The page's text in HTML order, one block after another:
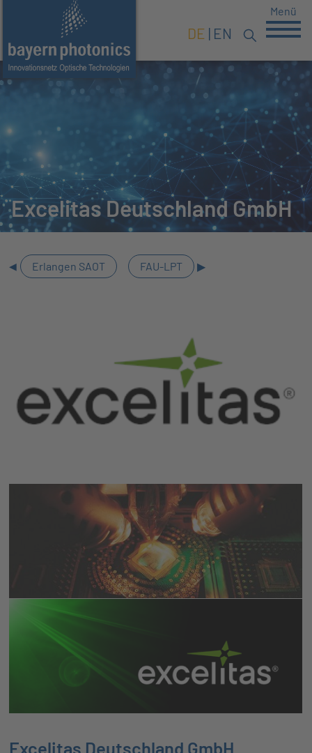
DE EN
Menü
Excelitas Deutschland GmbH
Erlangen SAOT FAU-LPT
Excelitas Deutschland GmbH